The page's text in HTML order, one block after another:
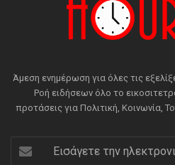
Άμεση ενημέρωση για όλες τις
Ροή ειδήσεων όλο το
προτάσεις για Πολιτική, Κοινωνία,
την